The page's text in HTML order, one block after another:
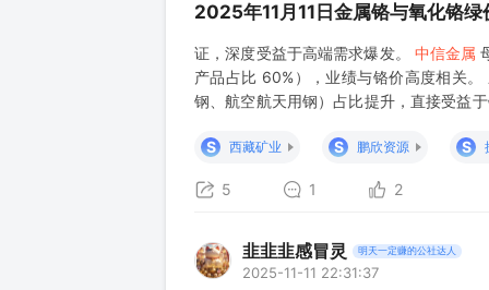
2025年11月11日金属铬与氧化铬
证，深度受益于高端需求爆发。 中信金属
产品占比 60%），业绩与铬价高度相关
钢、航空航天用钢）占比提升，直接受益
S
西藏矿业 S 鹏欣资源 S
5 1 2
韭韭韭感冒灵 明天一定赚的公社达人
2025-11-11 22:31:37